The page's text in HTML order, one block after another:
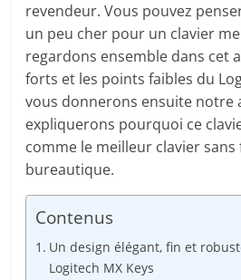
revendeur. Vous pouvez
un peu cher pour un clavier
regardons ensemble dans cet
forts et les points faibles du
vous donnerons ensuite notre
expliquerons pourquoi ce
comme le meilleur clavier sans
bureautique.
Contenus
Un design élégant, fin et
Logitech MX Keys